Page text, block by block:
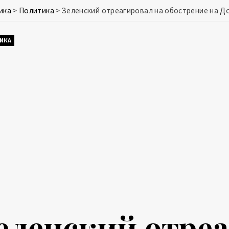
> Политика > Зеленский отреагировал на обострение на